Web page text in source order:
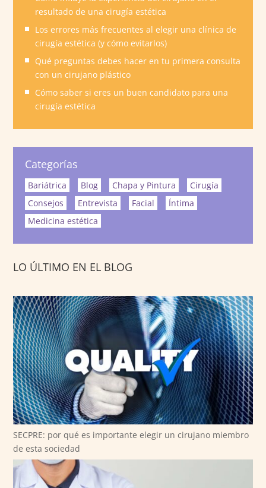
resultado de una cirugía estética
Los errores más frecuentes al elegir una clínica de
cirugía estética (y cómo evitarlos)
Qué preguntas debes hacer en tu primera consulta
con un cirujano plástico
Cómo saber si eres un buen candidato para una
cirugía estética
Categorías
Bariátrica Blog Chapa y Pintura
Cirugía
Consejos
Entrevista Facial
Íntima
Medicina estética
LO ÚLTIMO EN EL BLOG
SECPRE: por qué es importante elegir un cirujano miembro
de esta sociedad